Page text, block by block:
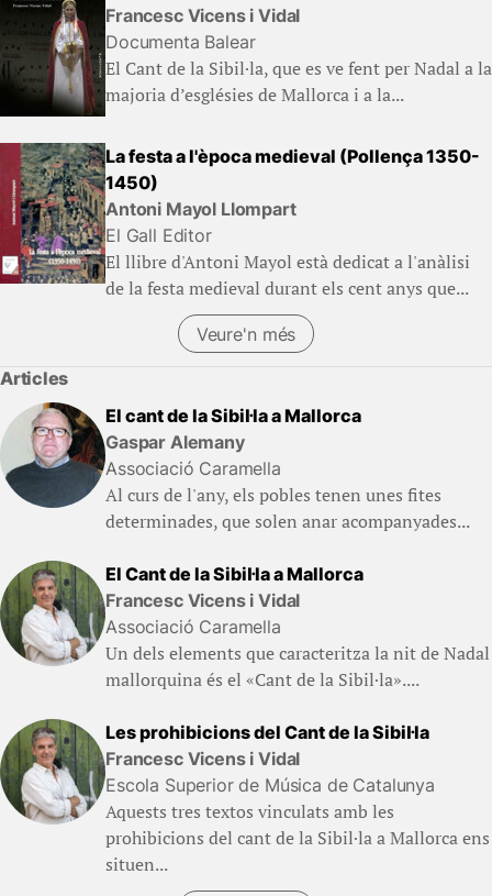
Francesc Vicens i Vidal
Documenta Balear
El Cant de la Sibil·la, que es ve fent per Nadal a la
majoria d’esglésies de Mallorca i a la...
La festa a l'època medieval (Pollença 1350-
1450)
Antoni Mayol Llompart
El Gall Editor
El llibre d'Antoni Mayol està dedicat a l'anàlisi
de la festa medieval durant els cent anys que...
Veure'n més
Articles
El cant de la Sibil·la a Mallorca
Gaspar Alemany
Associació Caramella
Al curs de l'any, els pobles tenen unes fites
determinades, que solen anar acompanyades...
El Cant de la Sibil·la a Mallorca
Francesc Vicens i Vidal
Associació Caramella
Un dels elements que caracteritza la nit de Nadal
mallorquina és el «Cant de la Sibil·la»....
Les prohibicions del Cant de la Sibil·la
Francesc Vicens i Vidal
Escola Superior de Música de Catalunya
Aquests tres textos vinculats amb les
prohibicions del cant de la Sibil·la a Mallorca ens
situen...